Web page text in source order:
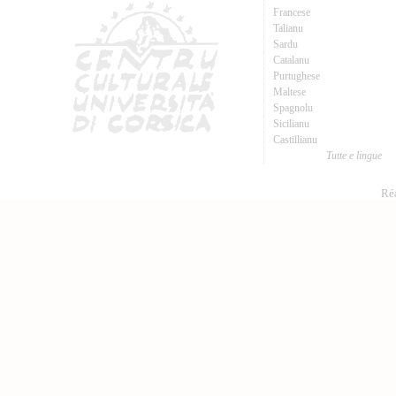
Francese
Talianu
Sardu
Catalanu
Purtughese
Maltese
Spagnolu
Sicilianu
Castillianu
Tutte e lingue